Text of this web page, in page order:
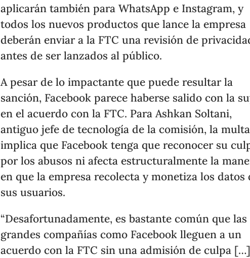
aplicarán también para WhatsApp e Instagram, y
todos los nuevos productos que lance la empresa
deberán enviar a la FTC una revisión de
antes de ser lanzados al público.
A pesar de lo impactante que puede resultar la
sanción, Facebook parece haberse salido con la
en el acuerdo con la FTC. Para Ashkan Soltani,
antiguo jefe de tecnología de la comisión, la
implica que Facebook tenga que reconocer su
por los abusos ni afecta estructuralmente la
en que la empresa recolecta y monetiza los datos
sus usuarios.
“Desafortunadamente, es bastante común que las
grandes compañías como Facebook lleguen a un
acuerdo con la FTC sin una admisión de culpa […]